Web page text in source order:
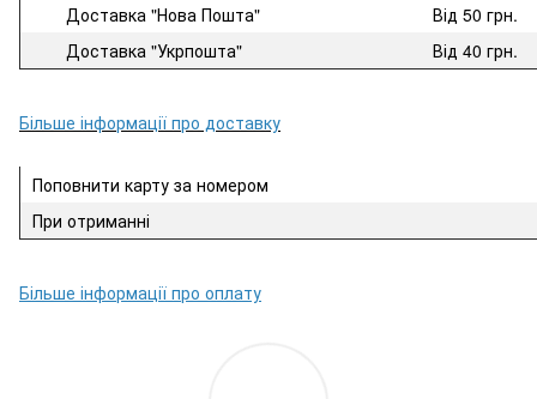
Доставка "Нова Пошта"
Від 50 грн.
Доставка "Укрпошта"
Від 40 грн.
Більше інформації про доставку
Поповнити карту за номером
При отриманні
Більше інформації про оплату